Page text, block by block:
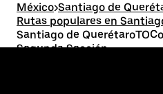
México>Santiago de
Rutas populares en
Santiago de
Segunda Sección